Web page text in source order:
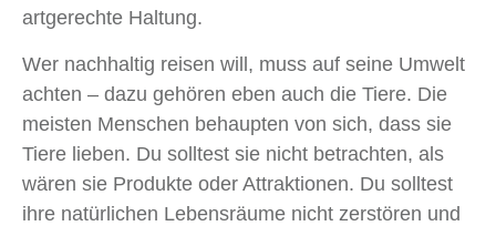
artgerechte Haltung.
Wer nachhaltig reisen will, muss auf seine Umwelt
achten – dazu gehören eben auch die Tiere. Die
meisten Menschen behaupten von sich, dass sie
Tiere lieben. Du solltest sie nicht betrachten, als
wären sie Produkte oder Attraktionen. Du solltest
ihre natürlichen Lebensräume nicht zerstören und